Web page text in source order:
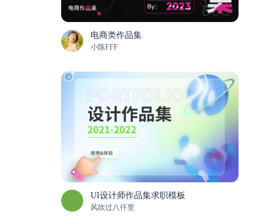
电商类作品集
小陈FFF
UI设计师作品集求职模板
风吹过八仟里